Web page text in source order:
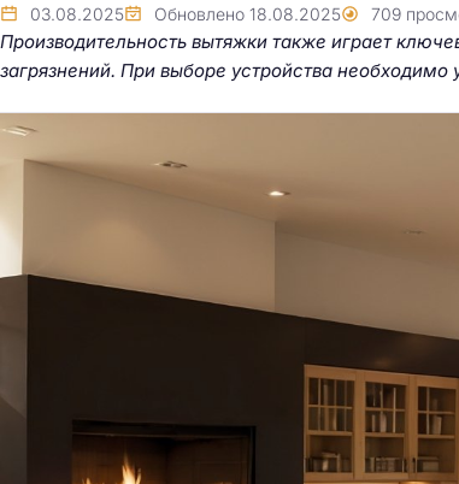
03.08.2025 Обновлено 18.08.2025 709
Производительность вытяжки также играет
загрязнений. При выборе устройства
Фасадная